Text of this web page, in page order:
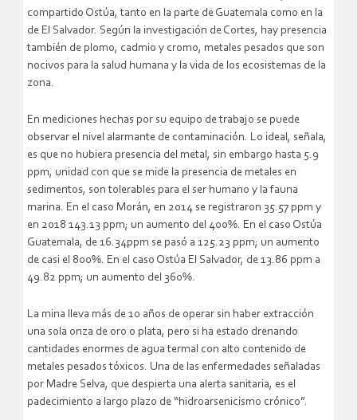
compartido Ostúa, tanto en la parte de Guatemala como en la
de El Salvador. Según la investigación de Cortes, hay presencia
también de plomo, cadmio y cromo, metales pesados que son
nocivos para la salud humana y la vida de los ecosistemas de la
zona.
En mediciones hechas por su equipo de trabajo se puede
observar el nivel alarmante de contaminación. Lo ideal, señala,
es que no hubiera presencia del metal, sin embargo hasta 5.9
ppm, unidad con que se mide la presencia de metales en
sedimentos, son tolerables para el ser humano y la fauna
marina. En el caso Morán, en 2014 se registraron 35.57 ppm y
en 2018 143.13 ppm; un aumento del 400%. En el caso Ostúa
Guatemala, de 16.34ppm se pasó a 125.23 ppm; un aumento
de casi el 800%. En el caso Ostúa El Salvador, de 13.86 ppm a
49.82 ppm; un aumento del 360%.
La mina lleva más de 10 años de operar sin haber extracción
una sola onza de oro o plata, pero si ha estado drenando
cantidades enormes de agua termal con alto contenido de
metales pesados tóxicos. Una de las enfermedades señaladas
por Madre Selva, que despierta una alerta sanitaria, es el
padecimiento a largo plazo de “hidroarsenicismo crónico”.